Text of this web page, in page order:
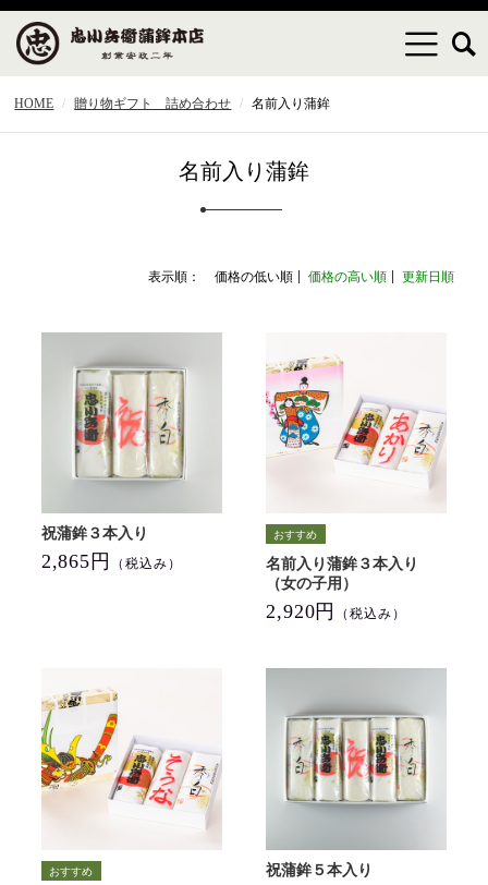
HOME 贈り物ギフト 詰め合わせ 名前入り蒲鉾
名前入り蒲鉾
表示順： 価格の低い順 価格の高い順 更新日順
祝蒲鉾３本入り
2,865円 （税込み）
名前入り蒲鉾３本入り
（女の子用）
2,920円 （税込み）
祝蒲鉾５本入り